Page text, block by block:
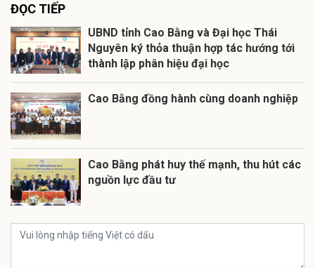
ĐỌC TIẾP
UBND tỉnh Cao Bằng và Đại học Thái
Nguyên ký thỏa thuận hợp tác hướng tới
thành lập phân hiệu đại học
Cao Bằng đồng hành cùng doanh nghiệp
Cao Bằng phát huy thế mạnh, thu hút các
nguồn lực đầu tư